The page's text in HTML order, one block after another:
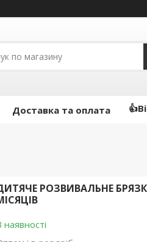
Доставка та оплата
РОЗВИВАЛЬНЕ
наявності